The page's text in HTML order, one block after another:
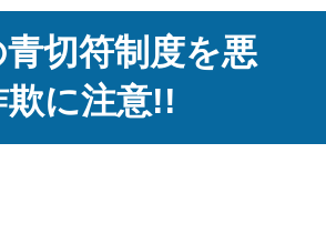
切符制度を悪
欺に注意!!